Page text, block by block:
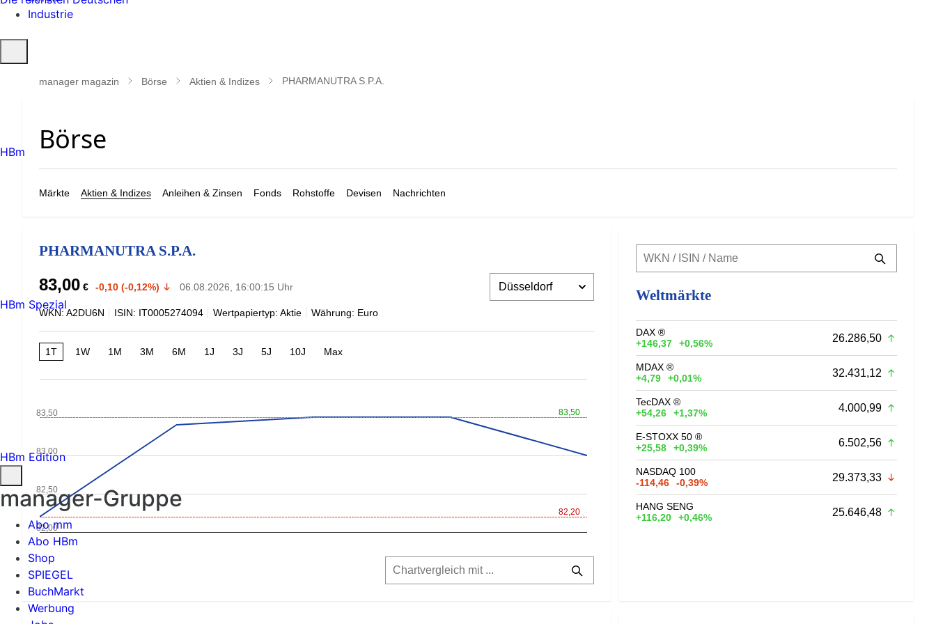
Industrie
öffnen
manager magazin Börse Aktien & Indizes PHARMANUTRA S.P.A.
Märkte Aktien & Indizes Anleihen & Zinsen Fonds Rohstoffe Devisen Nachrichten
PHARMANUTRA S.P.A.
83,00 € -0,10 (-0,12%) 06.08.2026, 16:00:15 Uhr
WKN: A2DU6N ISIN: IT0005274094 Wertpapiertyp: Aktie Währung: Euro
1T 1W 1M 3M 6M 1J 3J 5J 10J Max
83,50
82,20
82,00
83,00
82,50
83,50
Weltmärkte
DAX ®
+146,37
+0,56% 26.286,50
MDAX ®
+4,79
+0,01% 32.431,12
TecDAX ®
+54,26
+1,37% 4.000,99
E-STOXX 50 ®
+25,58
+0,39% 6.502,56
NASDAQ 100
-114,46
-0,39% 29.373,33
HANG SENG
+116,20
+0,46% 25.646,48
HBm
HBm Spezial
HBm Edition
manager-Gruppe
Abo mm
Abo HBm
Shop
SPIEGEL
BuchMarkt
Werbung